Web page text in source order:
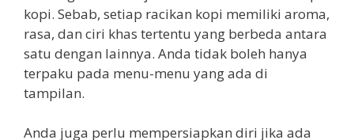
kopi. Sebab, setiap racikan kopi memiliki aroma,
rasa, dan ciri khas tertentu yang berbeda antara
satu dengan lainnya. Anda tidak boleh hanya
terpaku pada menu-menu yang ada di
tampilan.
Anda juga perlu mempersiapkan diri jika ada